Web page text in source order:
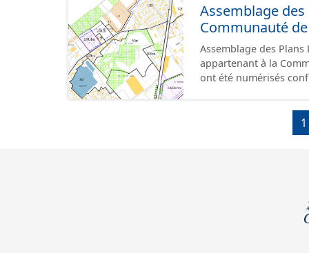
Assemblage
Communauté
Assemblage des
appartenant à la
ont été numérisés
rappelé que seuls
1